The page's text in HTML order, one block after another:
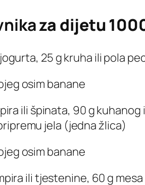
za dijetu
25 g kruha ili pola
osim banane
ili špinata, 90 g
jela (jedna žlica)
osim banane
ili tjestenine, 60 g